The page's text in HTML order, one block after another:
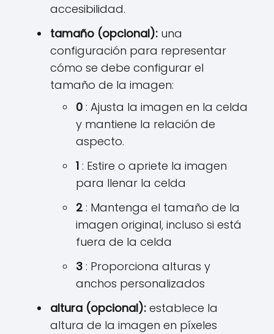
accesibilidad.
tamaño (opcional): una
configuración para representar
cómo se debe configurar el
tamaño de la imagen:
0 : Ajusta la imagen en la celda
y mantiene la relación de
aspecto.
1 : Estire o apriete la imagen
para llenar la celda
2 : Mantenga el tamaño de la
imagen original, incluso si está
fuera de la celda
3 : Proporciona alturas y
anchos personalizados
altura (opcional): establece la
altura de la imagen en píxeles